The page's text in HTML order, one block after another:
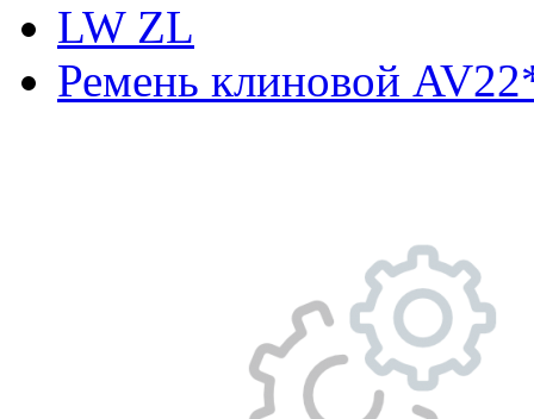
LW ZL
Ремень клиновой